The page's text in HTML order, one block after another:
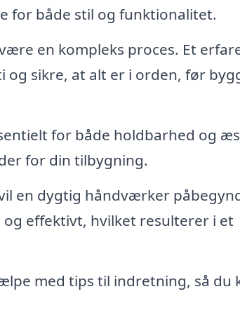
for både stil og funktionalitet.
en kompleks proces. Et
sikre, at alt er i orden, før
for både holdbarhed og
for din tilbygning.
en dygtig håndværker
effektivt, hvilket resulterer i et
med tips til indretning, så du